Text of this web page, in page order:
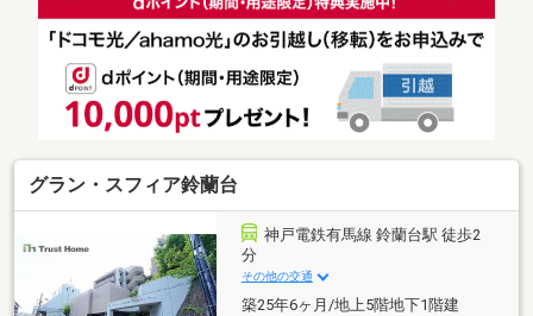
きます！南・北の両面バルコニーで広く使えて洗濯物
も干しやすそうですね♪室内リフォーム歴がございま
下・洋室2部屋・床張替え。2022年4月：システムキッ
チン(IHは未交換)・ユニットバス・洗面化粧台交換、
居室建具塗装工事などされております！室内も大変丁
グラン・スフィア鈴蘭台
神戸電鉄有馬線 鈴蘭台駅 徒歩2
分
その他の交通
築25年6ヶ月/地上5階地下1階建